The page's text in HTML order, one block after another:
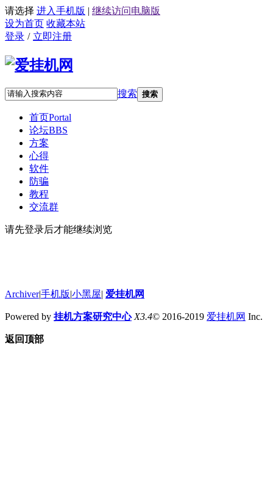
请选择 进入手机版 | 继续访问电脑版
设为首页 收藏本站
登录 / 立即注册
搜索 搜索
首页Portal
论坛BBS
方案
心得
软件
防骗
教程
交流群
请先登录后才能继续浏览
Archiver|手机版|小黑屋| 爱挂机网
Powered by 挂机方案研究中心 X3.4© 2016-2019 爱挂机网 Inc.
返回顶部